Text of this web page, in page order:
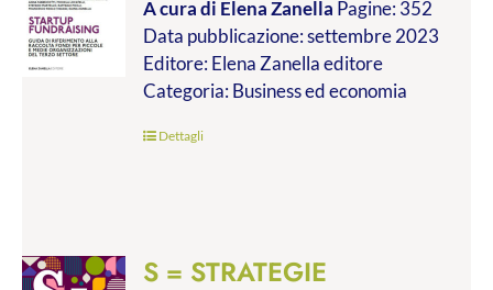
prezzo:
da
€24.99
a
A cura di Elena Zanella Pagine: 352
Data pubblicazione: settembre 2023
Editore: Elena Zanella editore
Categoria: Business ed economia
Dettagli
S = STRATEGIE